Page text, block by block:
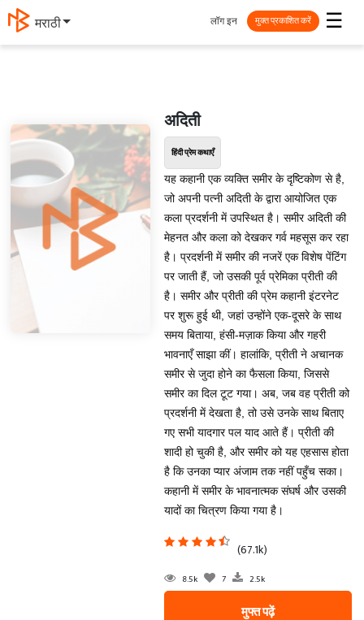
मराठी ☰
लॉग इन मुक्त प्रकाशित करें
अदिती
हिंदी प्रेम कथाएँ
यह कहानी एक व्यक्ति समीर के दृष्टिकोण से है,
जो अपनी पत्नी अदिती के द्वारा आयोजित एक
कला प्रदर्शनी में उपस्थित है। समीर अदिती की
मेहनत और कला को देखकर गर्व महसूस कर रहा
है। प्रदर्शनी में समीर की नजरें एक विशेष पेंटिंग
पर जाती हैं, जो उसकी पूर्व प्रेमिका प्रीती की
है। समीर और प्रीती की प्रेम कहानी इंटरनेट
पर शुरू हुई थी, जहां उन्होंने एक-दूसरे के साथ
समय बिताया, हंसी-मज़ाक किया और गहरी
भावनाएँ साझा कीं। हालांकि, प्रीती ने अचानक
समीर से जुदा होने का फैसला किया, जिससे
समीर का दिल टूट गया। अब, जब वह प्रीती को
प्रदर्शनी में देखता है, तो उसे उनके साथ बिताए
गए सभी यादगार पल याद आते हैं। प्रीती की
शादी हो चुकी है, और समीर को यह एहसास होता
है कि उनका प्यार अंजाम तक नहीं पहुँच सका।
कहानी में समीर के भावनात्मक संघर्ष और उसकी
यादों का चित्रण किया गया है।
(67.1k)
8.5k 7 2.5k
मुफ्त पढ़ें